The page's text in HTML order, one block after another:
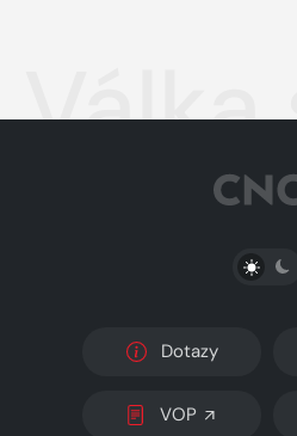
Válka
Dotazy
VOP